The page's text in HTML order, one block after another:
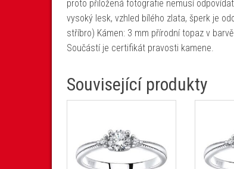
proto přiložená fotografie nemusí
vysoký lesk, vzhled bílého zlata, šperk je
stříbro) Kámen: 3 mm přírodní topaz v
Součástí je certifikát pravosti kamene.
Související produkty